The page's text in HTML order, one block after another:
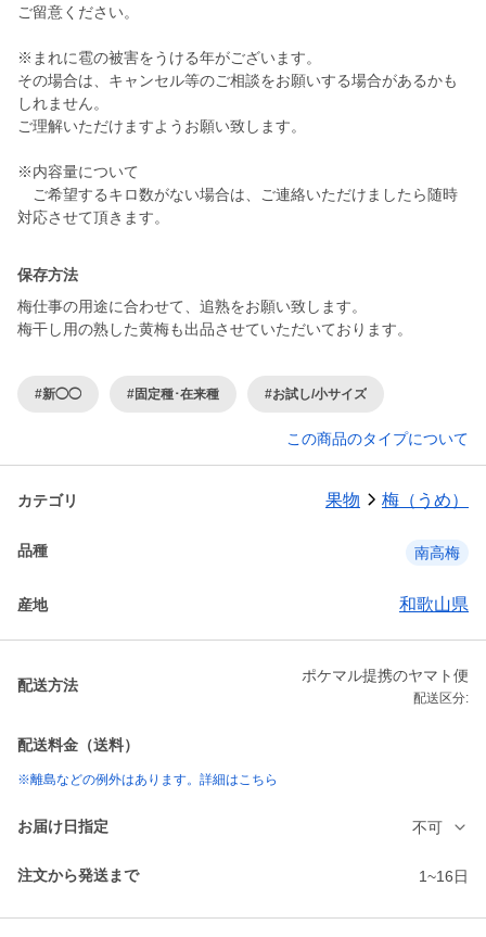
ご留意ください。
※まれに雹の被害をうける年がございます。
その場合は、キャンセル等のご相談をお願いする場合があるかも
しれません。
ご理解いただけますようお願い致します。
※内容量について
ご希望するキロ数がない場合は、ご連絡いただけましたら随時
対応させて頂きます。
保存方法
梅仕事の用途に合わせて、追熟をお願い致します。
梅干し用の熟した黄梅も出品させていただいております。
#新◯◯ #固定種･在来種 #お試し/小サイズ
この商品のタイプについて
カテゴリ 果物 梅（うめ）
品種 南高梅
産地 和歌山県
配送方法
ポケマル提携のヤマト便
配送区分:
配送料金（送料）
※離島などの例外はあります。詳細はこちら
お届け日指定 不可
注文から発送まで 1~16日